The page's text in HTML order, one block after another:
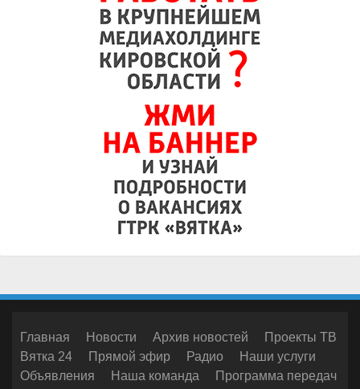
Главная Новости Архив новостей
Проекты ТВ
Вятка 24
Прямой эфир Радио
Наши услуги
Объявления
Наша команда Программа передач